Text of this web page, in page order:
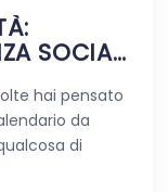
SOCIAL
hai pensato
da
di